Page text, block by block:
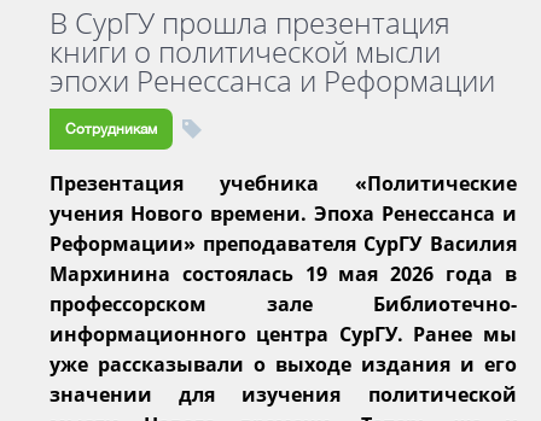
В СурГУ прошла презентация
книги о политической мысли
эпохи Ренессанса и Реформации
Сотрудникам
Презентация учебника «Политические
учения Нового времени. Эпоха Ренессанса и
Реформации» преподавателя СурГУ Василия
Мархинина состоялась 19 мая 2026 года в
профессорском зале Библиотечно-
информационного центра СурГУ. Ранее мы
уже рассказывали о выходе издания и его
значении для изучения политической